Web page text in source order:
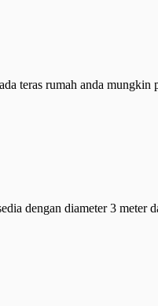
teras rumah anda
dengan diameter 3 meter